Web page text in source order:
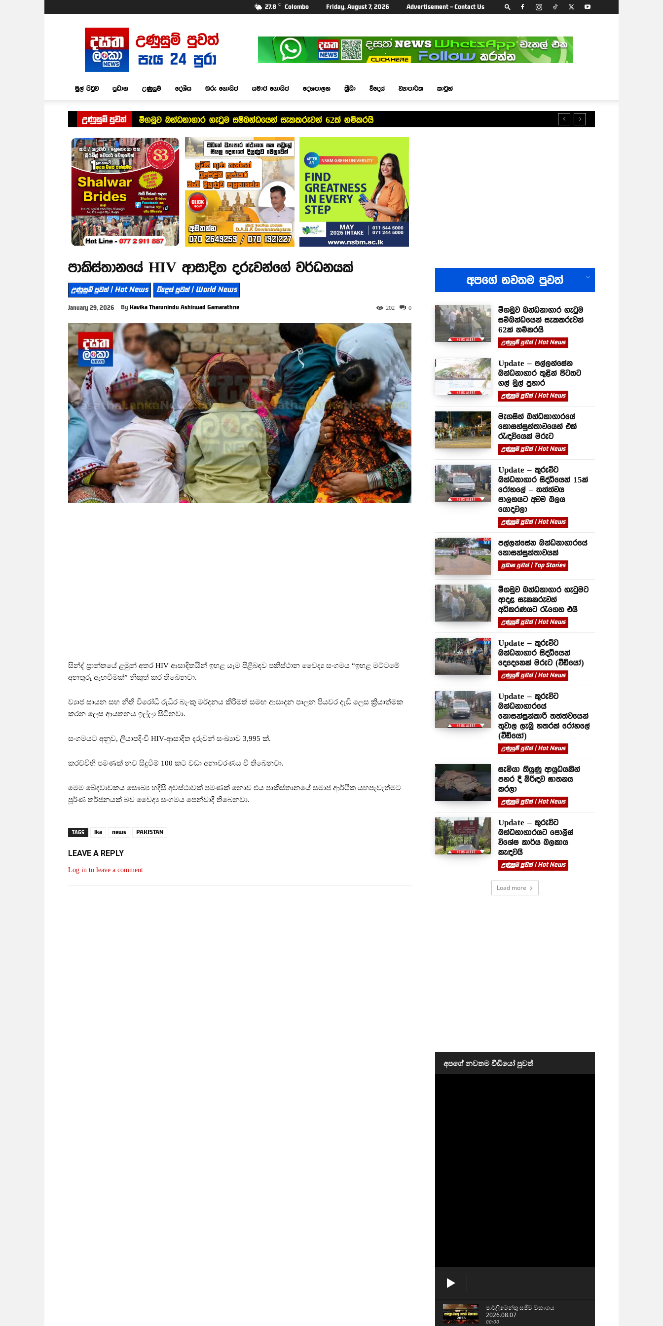
27.8 C Colombo Friday, August 7, 2026 Advertisement – Contact Us
Dasatha
Lanka
News
මුල් පිටුව ප්‍රධාන උණුසුම් දේශීය තරු ගොසිප් සමාජ ගොසිප් දේශපාලන ක්‍රීඩා විදෙස් ව්‍යාපාරික කාටූන්
උණුසුම් පුවත් මීගමුව බන්ධනාගාර ගැටුම සම්බන්ධයෙන් සැකකරුවන් 62ක් නම්කරයි
පාකිස්තානයේ HIV ආසාදිත දරුවන්ගේ වර්ධනයක්
උණුසුම් පුවත් | Hot News විදෙස් පුවත් | World News
January 29, 2026 By Kavika Tharunindu Ashirwad Gamarathne 0
202
සින්ද් ප්‍රාන්තයේ ළමුන් අතර HIV ආසාදිතයින් ඉහළ යෑම පිළිබඳව පකිස්ථාන වෛද්‍ය සංගමය “ඉහළ මට්ටමේ
අනතුරු ඇඟවීමක්” නිකුත් කර තිබෙනවා.
ව්‍යාජ සායන සහ නීති විරෝධී රුධිර බැංකු මර්දනය කිරීමත් සමඟ ආසාදන පාලන පියවර දැඩි ලෙස ක්‍රියාත්මක
කරන ලෙස ආයතනය ඉල්ලා සිටිනවා.
සංගමයට අනුව, ලියාපදිංචි HIV-ආසාදිත දරුවන් සංඛ්‍යාව 3,995 ක්.
කරච්චිහි පමණක් නව සිදුවීම් 100 කට වඩා අනාවරණය වී තිබෙනවා.
මෙම ඛේදවාචකය සෞඛ්‍ය හදිසි අවස්ථාවක් පමණක් නොව එය පාකිස්තානයේ සමාජ ආර්ථික යහපැවැත්මට
පූර්ණ තර්ජනයක් බව වෛද්‍ය සංගමය පෙන්වාදී තිබෙනවා.
TAGS lka news PAKISTAN
LEAVE A REPLY
Log in to leave a comment
අපගේ නවතම පුවත්
මීගමුව බන්ධනාගාර ගැටුම
සම්බන්ධයෙන් සැකකරුවන්
62ක් නම්කරයි
උණුසුම් පුවත් | Hot News
Update – පල්ලන්සේන
බන්ධනාගාර තුළින් පිටතට
ගල් මුල් ප්‍රහාර
උණුසුම් පුවත් | Hot News
මැගසින් බන්ධනාගාරයේ
නොසන්සුන්තාවයෙන් එක්
රැඳවියෙක් මරුට
උණුසුම් පුවත් | Hot News
Update – කුරුවිට
බන්ධනාගාර සිද්ධියෙන් 15ක්
රෝහලේ – තත්ත්වය
පාලනයට අවම බලය
යොදවලා
උණුසුම් පුවත් | Hot News
පල්ලන්සේන බන්ධනාගාරයේ
නොසන්සුන්තාවයක්
ප්‍රධාන පුවත් | Top Stories
මීගමුව බන්ධනාගාර ගැටුමට
ආදළ සැකකරුවන්
අධිකරණයට රැගෙන එයි
උණුසුම් පුවත් | Hot News
Update – කුරුවිට
බන්ධනාගාර සිද්ධියෙන්
දෙදෙනෙක් මරුට (වීඩියෝ)
උණුසුම් පුවත් | Hot News
Update – කුරුවිට
බන්ධනාගාරයේ
නොසන්සුන්කාරී තත්ත්වයෙන්
තුවාල ලැබූ හතරක් රෝහලේ
(වීඩියෝ)
උණුසුම් පුවත් | Hot News
සැමියා තියුණු ආයුධයකින්
පහර දී බිරිඳව ඝාතනය
කරලා
උණුසුම් පුවත් | Hot News
Update – කුරුවිට
බන්ධනාගාරයට පොලිස්
විශේෂ කාර්ය බලකාය
කැඳවයි
උණුසුම් පුවත් | Hot News
Load more
අපගේ නවතම වීඩියෝ පුවත්
පාර්ලිමේන්තු සජීවි විකාශය -
2026.08.07
00:00